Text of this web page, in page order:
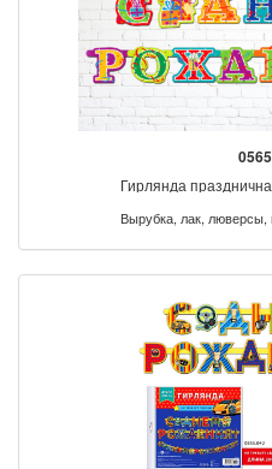
Гирлянда
Вырубка, лак, люверсы,